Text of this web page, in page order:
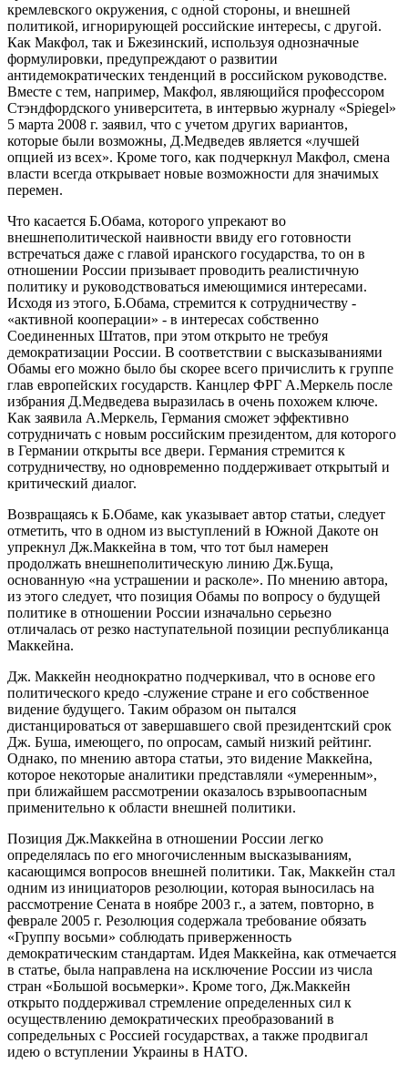
кремлевского окружения, с одной стороны, и внешней
политикой, игнорирующей российские интересы, с другой.
Как Макфол, так и Бжезинский, используя однозначные
формулировки, предупреждают о развитии
антидемократических тенденций в российском руководстве.
Вместе с тем, например, Макфол, являющийся профессором
Стэндфордского университета, в интервью журналу «Spiegel»
5 марта 2008 г. заявил, что с учетом других вариантов,
которые были возможны, Д.Медведев является «лучшей
опцией из всех». Кроме того, как подчеркнул Макфол, смена
власти всегда открывает новые возможности для значимых
перемен.
Что касается Б.Обама, которого упрекают во
внешнеполитической наивности ввиду его готовности
встречаться даже с главой иранского государства, то он в
отношении России призывает проводить реалистичную
политику и руководствоваться имеющимися интересами.
Исходя из этого, Б.Обама, стремится к сотрудничеству -
«активной кооперации» - в интересах собственно
Соединенных Штатов, при этом открыто не требуя
демократизации России. В соответствии с высказываниями
Обамы его можно было бы скорее всего причислить к группе
глав европейских государств. Канцлер ФРГ А.Меркель после
избрания Д.Медведева выразилась в очень похожем ключе.
Как заявила А.Меркель, Германия сможет эффективно
сотрудничать с новым российским президентом, для которого
в Германии открыты все двери. Германия стремится к
сотрудничеству, но одновременно поддерживает открытый и
критический диалог.
Возвращаясь к Б.Обаме, как указывает автор статьи, следует
отметить, что в одном из выступлений в Южной Дакоте он
упрекнул Дж.Маккейна в том, что тот был намерен
продолжать внешнеполитическую линию Дж.Буща,
основанную «на устрашении и расколе». По мнению автора,
из этого следует, что позиция Обамы по вопросу о будущей
политике в отношении России изначально серьезно
отличалась от резко наступательной позиции республиканца
Маккейна.
Дж. Маккейн неоднократно подчеркивал, что в основе его
политического кредо -служение стране и его собственное
видение будущего. Таким образом он пытался
дистанцироваться от завершавшего свой президентский срок
Дж. Буша, имеющего, по опросам, самый низкий рейтинг.
Однако, по мнению автора статьи, это видение Маккейна,
которое некоторые аналитики представляли «умеренным»,
при ближайшем рассмотрении оказалось взрывоопасным
применительно к области внешней политики.
Позиция Дж.Маккейна в отношении России легко
определялась по его многочисленным высказываниям,
касающимся вопросов внешней политики. Так, Маккейн стал
одним из инициаторов резолюции, которая выносилась на
рассмотрение Сената в ноябре 2003 г., а затем, повторно, в
феврале 2005 г. Резолюция содержала требование обязать
«Группу восьми» соблюдать приверженность
демократическим стандартам. Идея Маккейна, как отмечается
в статье, была направлена на исключение России из числа
стран «Большой восьмерки». Кроме того, Дж.Маккейн
открыто поддерживал стремление определенных сил к
осуществлению демократических преобразований в
сопредельных с Россией государствах, а также продвигал
идею о вступлении Украины в НАТО.